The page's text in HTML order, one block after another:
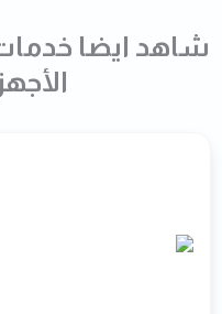
شاهد ايضا